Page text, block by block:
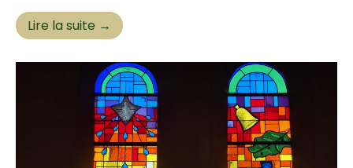
Lire la suite →